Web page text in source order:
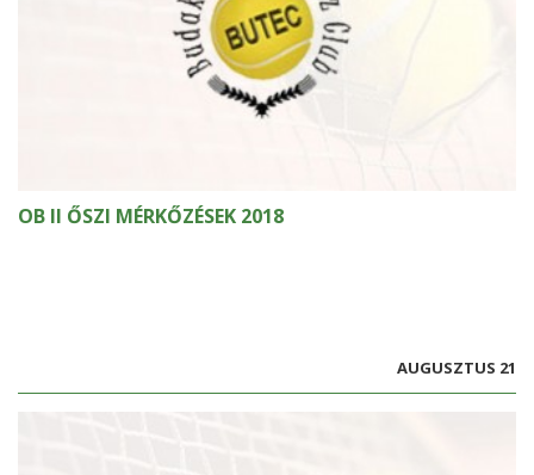
OB II ŐSZI MÉRKŐZÉSEK 2018
AUGUSZTUS 21